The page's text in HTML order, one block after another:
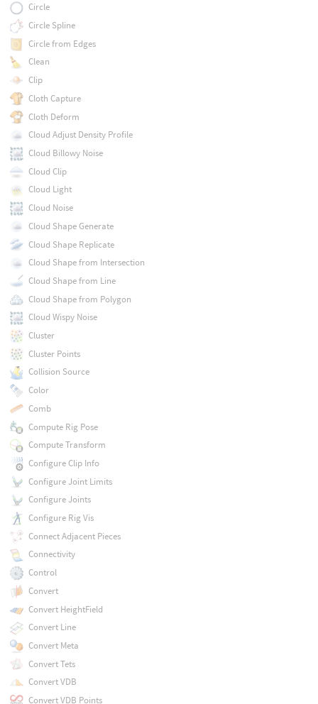
Circle
Circle Spline
Circle from Edges
Clean
Clip
Cloth Capture
Cloth Deform
Cloud Adjust Density Profile
Cloud Billowy Noise
Cloud Clip
Cloud Light
Cloud Noise
Cloud Shape Generate
Cloud Shape Replicate
Cloud Shape from Intersection
Cloud Shape from Line
Cloud Shape from Polygon
Cloud Wispy Noise
Cluster
Cluster Points
Collision Source
Color
Comb
Compute Rig Pose
Compute Transform
Configure Clip Info
Configure Joint Limits
Configure Joints
Configure Rig Vis
Connect Adjacent Pieces
Connectivity
Control
Convert
Convert HeightField
Convert Line
Convert Meta
Convert Tets
Convert VDB
Convert VDB Points